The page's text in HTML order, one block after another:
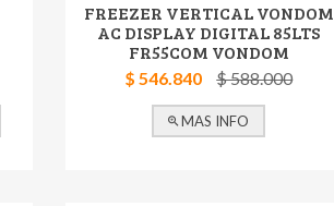
FREEZER VERTICAL VONDOM
AC DISPLAY DIGITAL 85LTS
FR55COM VONDOM
$ 546.840 $ 588.000
MAS INFO